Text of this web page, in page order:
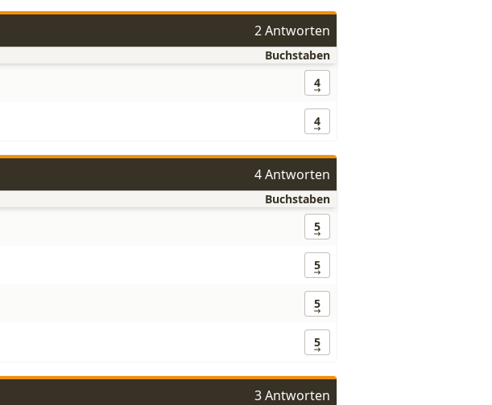
2 Antworten
Buchstaben
4
4
4 Antworten
Buchstaben
5
5
5
5
3 Antworten